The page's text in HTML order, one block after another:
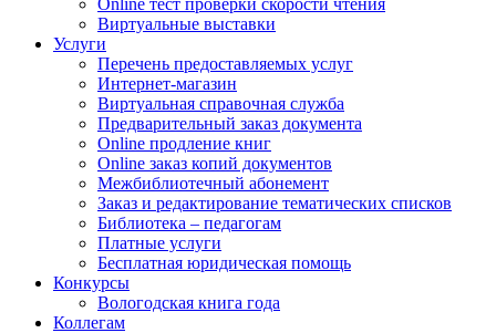
Online тест проверки скорости чтения
Виртуальные выставки
Услуги
Перечень предоставляемых услуг
Интернет-магазин
Виртуальная справочная служба
Предварительный заказ документа
Online продление книг
Online заказ копий документов
Межбиблиотечный абонемент
Заказ и редактирование тематических списков
Библиотека – педагогам
Платные услуги
Бесплатная юридическая помощь
Конкурсы
Вологодская книга года
Коллегам